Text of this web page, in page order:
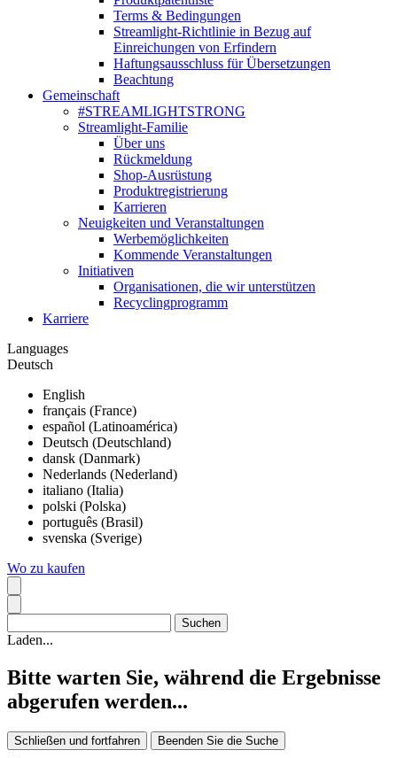
Terms & Bedingungen
Streamlight-Richtlinie in Bezug auf
Einreichungen von Erfindern
Haftungsausschluss für Übersetzungen
Beachtung
Gemeinschaft
#STREAMLIGHTSTRONG
Streamlight-Familie
Über uns
Rückmeldung
Shop-Ausrüstung
Produktregistrierung
Karrieren
Neuigkeiten und Veranstaltungen
Werbemöglichkeiten
Kommende Veranstaltungen
Initiativen
Organisationen, die wir unterstützen
Recyclingprogramm
Karriere
Languages
Deutsch
English
français (France)
español (Latinoamérica)
Deutsch (Deutschland)
dansk (Danmark)
Nederlands (Nederland)
italiano (Italia)
polski (Polska)
português (Brasil)
svenska (Sverige)
Wo zu kaufen
Laden...
Bitte warten Sie, während die Ergebnisse
abgerufen werden...
Schließen und fortfahren Beenden Sie die Suche